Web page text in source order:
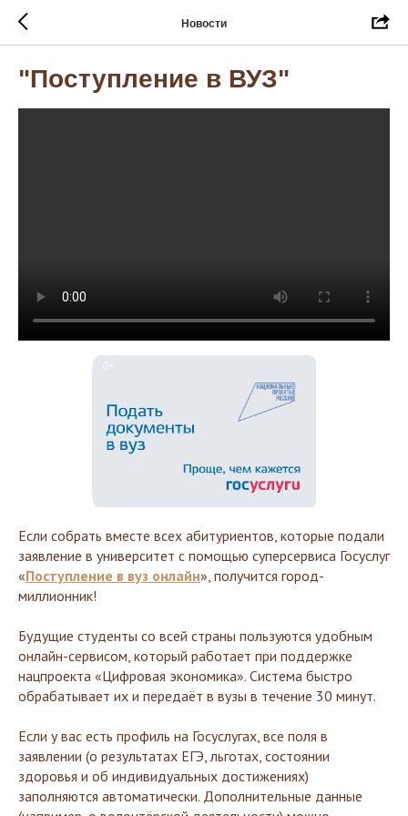
Новости
"Поступление в ВУЗ"
Если собрать вместе всех абитуриентов, которые подали
заявление в университет с помощью суперсервиса Госуслуг
«Поступление в вуз онлайн», получится город-
миллионник!
Будущие студенты со всей страны пользуются удобным
онлайн-сервисом, который работает при поддержке
нацпроекта «Цифровая экономика». Система быстро
обрабатывает их и передаёт в вузы в течение 30 минут.
Если у вас есть профиль на Госуслугах, все поля в
заявлении (о результатах ЕГЭ, льготах, состоянии
здоровья и об индивидуальных достижениях)
заполняются автоматически. Дополнительные данные